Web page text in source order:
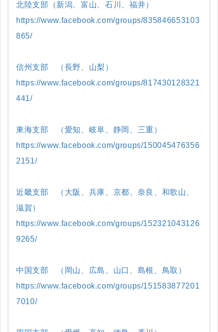
北陸支部（新潟、富山、石川、福井）
https://www.facebook.com/groups/835846653103
865/
信州支部 （長野、山梨）
https://www.facebook.com/groups/817430128321
441/
東海支部 （愛知、岐阜、静岡、三重）
https://www.facebook.com/groups/150045476356
2151/
近畿支部 （大阪、兵庫、京都、奈良、和歌山、
滋賀）
https://www.facebook.com/groups/152321043126
9265/
中国支部 （岡山、広島、山口、島根、鳥取）
https://www.facebook.com/groups/151583877201
7010/